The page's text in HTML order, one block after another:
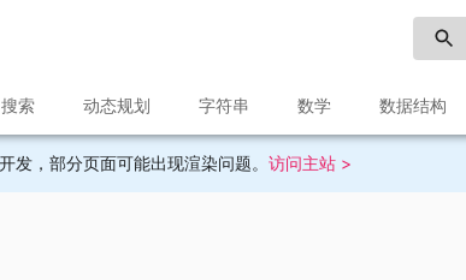
搜索 动态规划 字符串 数学 数据结构
，部分页面可能出现渲染问题。 访问主站 >